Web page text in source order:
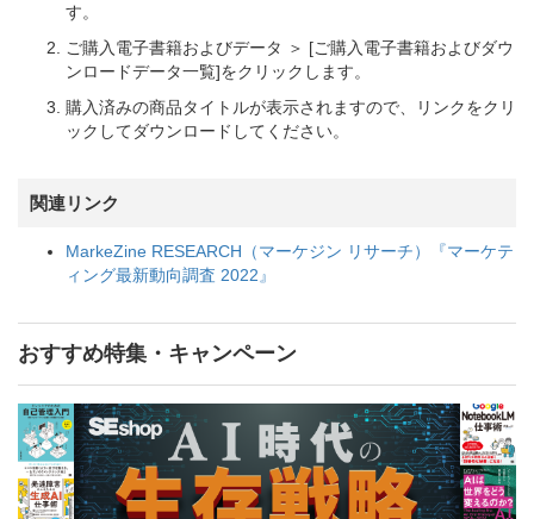
す。
ご購入電子書籍およびデータ ＞ [ご購入電子書籍およびダウ
ンロードデータ一覧]をクリックします。
購入済みの商品タイトルが表示されますので、リンクをクリ
ックしてダウンロードしてください。
関連リンク
MarkeZine RESEARCH（マーケジン リサーチ）『マーケテ
ィング最新動向調査 2022』
おすすめ特集・キャンペーン